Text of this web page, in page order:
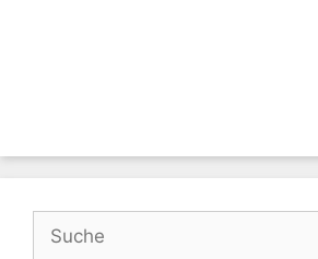
Suchen